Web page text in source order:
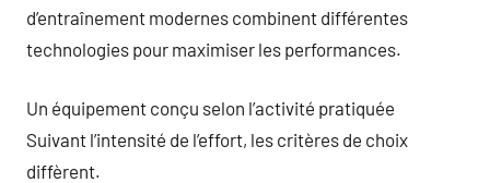
d’entraînement modernes combinent différentes
technologies pour maximiser les performances.
Un équipement conçu selon l’activité pratiquée
Suivant l’intensité de l’effort, les critères de choix
diffèrent.